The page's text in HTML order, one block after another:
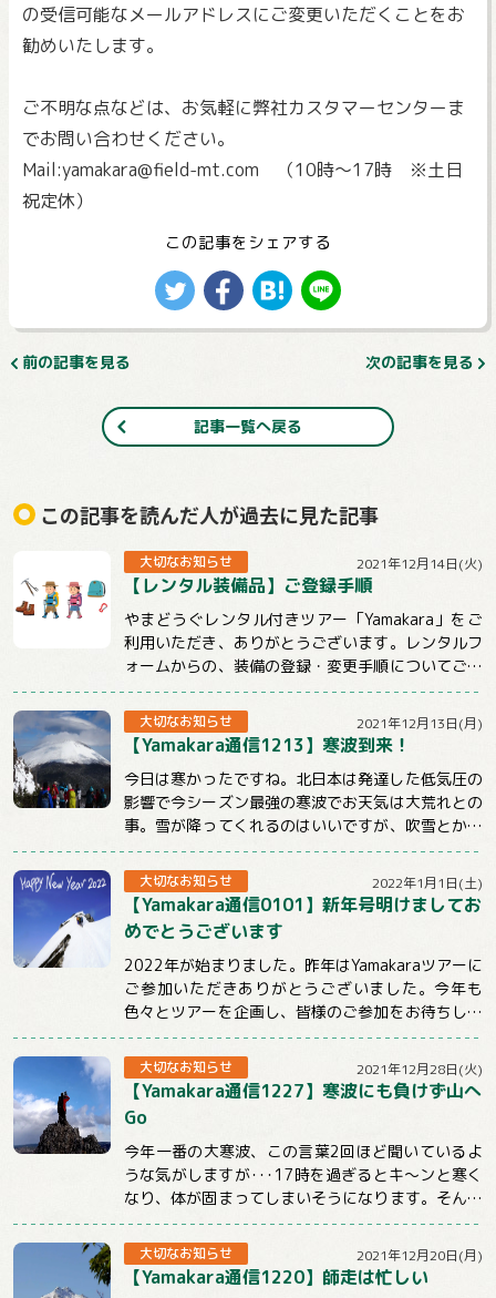
の受信可能なメールアドレスにご変更いただくことをお
勧めいたします。
ご不明な点などは、お気軽に弊社カスタマーセンターま
でお問い合わせください。
Mail:yamakara@field-mt.com （10時～17時 ※土日
祝定休）
この記事をシェアする
前の記事を見る 次の記事を見る
記事一覧へ戻る
この記事を読んだ人が過去に見た記事
大切なお知らせ 2021年12月14日(火)
【レンタル装備品】ご登録手順
やまどうぐレンタル付きツアー「Yamakara」をご
利用いただき、ありがとうございます。レンタルフ
ォームからの、装備の登録・変更手順についてご説
明させていただきます。【注意事項】★ツ...
大切なお知らせ 2021年12月13日(月)
【Yamakara通信1213】寒波到来！
今日は寒かったですね。北日本は発達した低気圧の
影響で今シーズン最強の寒波でお天気は大荒れとの
事。雪が降ってくれるのはいいですが、吹雪とかは
ちょっと。。。明日からも冷えるようですので山...
大切なお知らせ 2022年1月1日(土)
【Yamakara通信0101】新年号明けましてお
めでとうございます
2022年が始まりました。昨年はYamakaraツアーに
ご参加いただきありがとうございました。今年も
色々とツアーを企画し、皆様のご参加をお待ちして
おります。引き続きYamakaraを...
大切なお知らせ 2021年12月28日(火)
【Yamakara通信1227】寒波にも負けず山へ
Go
今年一番の大寒波、この言葉2回ほど聞いているよ
うな気がしますが･･･17時を過ぎるとキ～ンと寒く
なり、体が固まってしまいそうになります。そんな
時こそ体を動かしてぽかぽかにしないとだめ...
大切なお知らせ 2021年12月20日(月)
【Yamakara通信1220】師走は忙しい